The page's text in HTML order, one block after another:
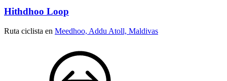
Hithdhoo Loop
Ruta ciclista en Meedhoo, Addu Atoll, Maldivas